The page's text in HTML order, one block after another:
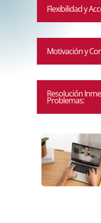
Flexibilidad y
Motivación y
Resolución
Problemas: